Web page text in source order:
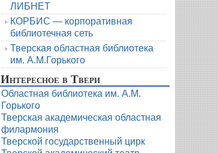
ЛИБНЕТ
КОРБИС — корпоративная
библиотечная сеть
Тверская областная библиотека
им. А.М.Горького
Интересное в Твери
Областная библиотека им. А.М.
Горького
Тверская академическая областная
филармония
Тверской государственный цирк